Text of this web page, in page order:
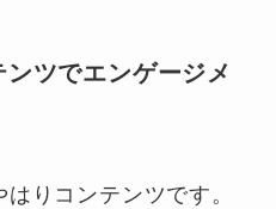
ツでエンゲージメ
りコンテンツです。